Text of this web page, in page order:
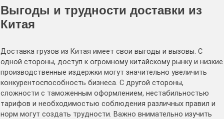
Выгоды и трудности доставки из
Китая
Доставка грузов из Китая имеет свои выгоды и вызовы. С
одной стороны, доступ к огромному китайскому рынку и низкие
производственные издержки могут значительно увеличить
конкурентоспособность бизнеса. С другой стороны,
сложности с таможенным оформлением, нестабильностью
тарифов и необходимостью соблюдения различных правил и
норм могут создать трудности. Важно внимательно изучить